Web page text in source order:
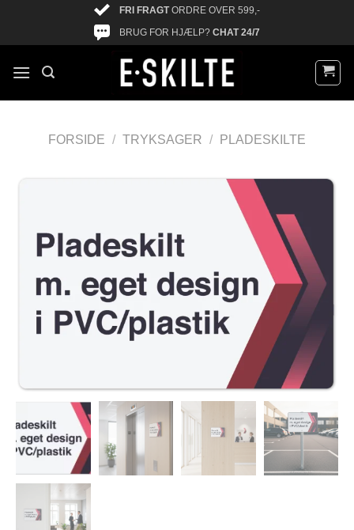
FRI FRAGTORDRE OVER 599,-
BRUG FOR HJÆLP? CHAT 24/7
FORSIDE / TRYKSAGER / PLADESKILTE